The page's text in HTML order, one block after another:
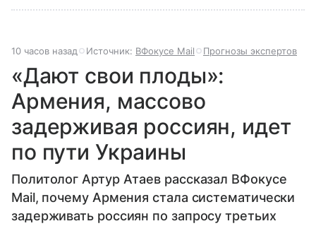
10 часов назад Источник: ВФокусе Mail Прогнозы экспертов
«Дают свои плоды»:
Армения, массово
задерживая россиян, идет
по пути Украины
Политолог Артур Атаев рассказал ВФокусе
Mail, почему Армения стала систематически
задерживать россиян по запросу третьих